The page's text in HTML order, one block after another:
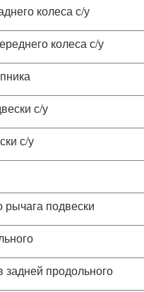
колеса с/у
колеса с/у
с/у
с/у
подвески
продольного